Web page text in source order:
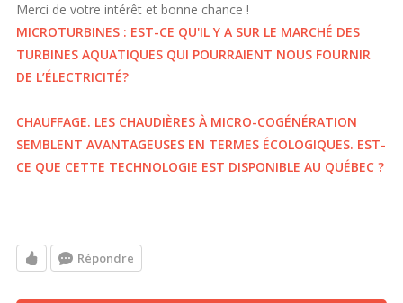
Merci de votre intérêt et bonne chance !
MICROTURBINES : EST-CE QU'IL Y A SUR LE MARCHÉ DES
TURBINES AQUATIQUES QUI POURRAIENT NOUS FOURNIR
DE L’ÉLECTRICITÉ?
CHAUFFAGE. LES CHAUDIÈRES À MICRO-COGÉNÉRATION
SEMBLENT AVANTAGEUSES EN TERMES ÉCOLOGIQUES. EST-
CE QUE CETTE TECHNOLOGIE EST DISPONIBLE AU QUÉBEC ?
Répondre